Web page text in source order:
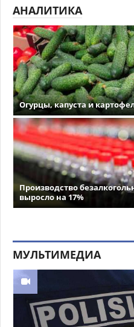
АНАЛИТИКА
Огурцы, капуста и
Производство
выросло на 17%
МУЛЬТИМЕДИА